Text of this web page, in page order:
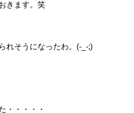
きます。笑
れそうになったわ。(-_-;)
・・・・・